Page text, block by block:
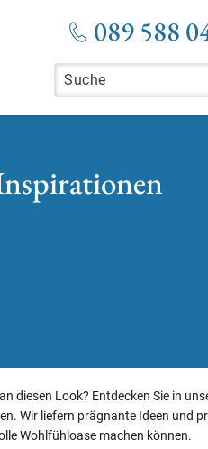
089 588
Look? Entdecken Sie in
Wir liefern prägnante Ideen und
Wohlfühloase machen können.